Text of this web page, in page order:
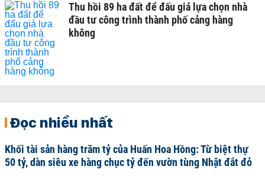
Thu hồi 89 ha đất để đấu giá lựa chọn nhà
đầu tư công trình thành phố cảng hàng
không
Đọc nhiều nhất
Khối tài sản hàng trăm tỷ của Huấn Hoa Hồng: Từ biệt thự
50 tỷ, dàn siêu xe hàng chục tỷ đến vườn tùng Nhật đắt đỏ